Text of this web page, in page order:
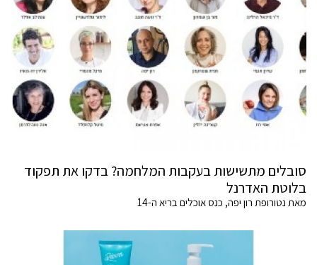
סובלים מתשישות בעקבות המלחמה? בדקו את תפקוד
בלוטת האדרנל
מאת נטורופת רון יפה, כנס אוכלים בריא ה-14